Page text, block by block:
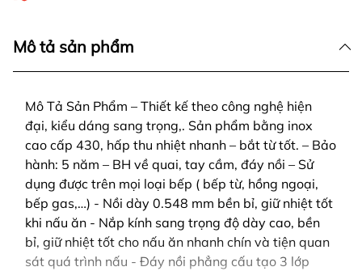
Mô tả sản phẩm
Mô Tả Sản Phẩm – Thiết kế theo công nghệ hiện
đại, kiểu dáng sang trọng,. Sản phẩm bằng inox
cao cấp 430, hấp thu nhiệt nhanh – bắt từ tốt. – Bảo
hành: 5 năm – BH về quai, tay cầm, đáy nồi – Sử
dụng được trên mọi loại bếp ( bếp từ, hồng ngoại,
bếp gas,…) - Nồi dày 0.548 mm bền bỉ, giữ nhiệt tốt
khi nấu ăn - Nắp kính sang trọng độ dày cao, bền
bỉ, giữ nhiệt tốt cho nấu ăn nhanh chín và tiện quan
sát quá trình nấu - Đáy nồi phẳng cấu tạo 3 lớp